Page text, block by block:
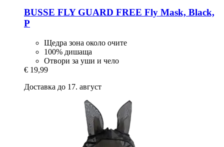
BUSSE FLY GUARD FREE Fly Mask, Black,
P
Щедра зона около очите
100% дишаща
Отвори за уши и чело
€ 19,99
Доставка до 17. август